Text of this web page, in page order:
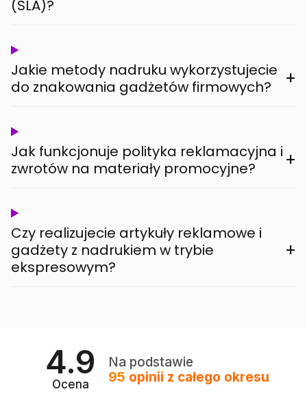
(SLA)?
Jakie metody nadruku wykorzystujecie
do znakowania gadżetów firmowych?
+
Jak funkcjonuje polityka reklamacyjna i
zwrotów na materiały promocyjne?
+
Czy realizujecie artykuły reklamowe i
gadżety z nadrukiem w trybie
ekspresowym?
+
4.9
Ocena
Na podstawie
95 opinii z całego okresu